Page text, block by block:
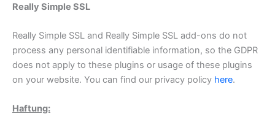
Really Simple SSL
Really Simple SSL and Really Simple SSL add-ons do not
process any personal identifiable information, so the GDPR
does not apply to these plugins or usage of these plugins
on your website. You can find our privacy policy here.
Haftung: